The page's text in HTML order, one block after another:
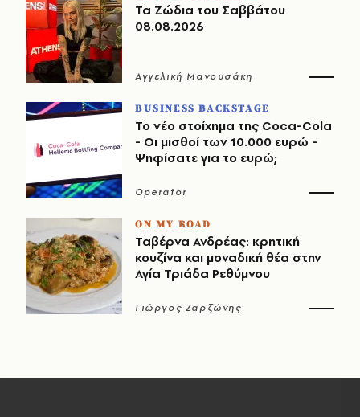
Τα Ζώδια του Σαββάτου
08.08.2026
Αγγελική Μανουσάκη
BUSINESS BACKSTAGE
Το νέο στοίχημα της Coca-Cola
- Οι μισθοί των 10.000 ευρώ -
Ψηφίσατε για το ευρώ;
Operator
ON MY ROAD
Ταβέρνα Ανδρέας: κρητική
κουζίνα και μοναδική θέα στην
Αγία Τριάδα Ρεθύμνου
Γιώργος Ζαρζώνης